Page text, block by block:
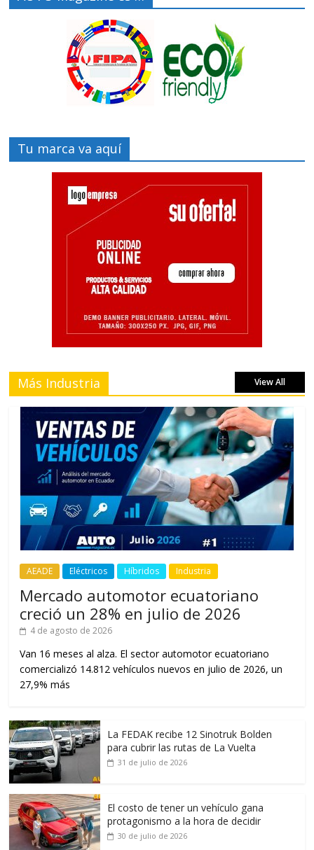
Tu marca va aquí
Más Industria View All
AEADE Eléctricos Híbridos Industria
Mercado automotor ecuatoriano
creció un 28% en julio de 2026
4 de agosto de 2026
Van 16 meses al alza. El sector automotor ecuatoriano
comercializó 14.812 vehículos nuevos en julio de 2026, un
27,9% más
La FEDAK recibe 12 Sinotruk Bolden
para cubrir las rutas de La Vuelta
31 de julio de 2026
El costo de tener un vehículo gana
protagonismo a la hora de decidir
30 de julio de 2026